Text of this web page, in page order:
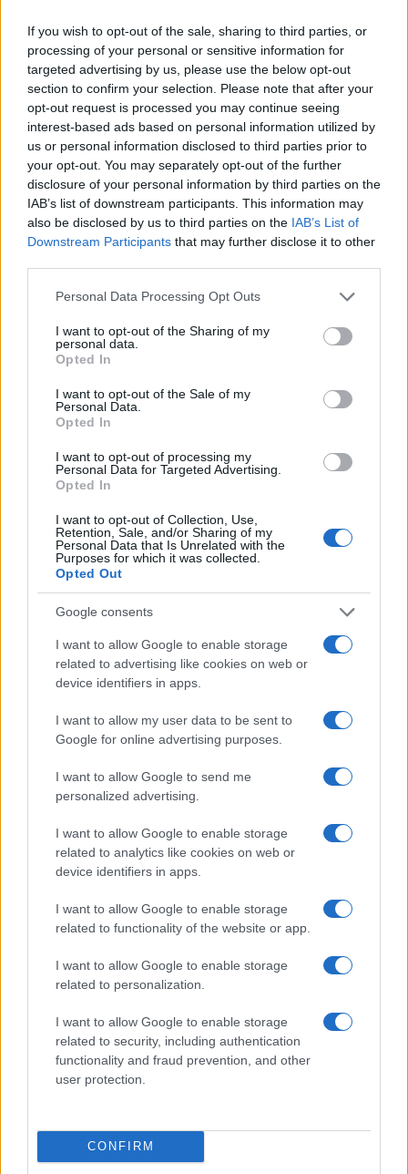
If you wish to opt-out of the sale, sharing to third parties, or
processing of your personal or sensitive information for
targeted advertising by us, please use the below opt-out
section to confirm your selection. Please note that after your
opt-out request is processed you may continue seeing
interest-based ads based on personal information utilized by
us or personal information disclosed to third parties prior to
your opt-out. You may separately opt-out of the further
disclosure of your personal information by third parties on the
IAB’s list of downstream participants. This information may
also be disclosed by us to third parties on the IAB’s List of
Downstream Participants that may further disclose it to other
Please note that this website/app uses one or more Google
not limited to your visit or usage behaviour. You may click to
grant or deny consent to Google and its third-party tags to
use your data for below specified purposes in below Google
consent section.
Personal Data Processing Opt Outs
I want to opt-out of the Sharing of my
personal data.
Opted In
I want to opt-out of the Sale of my
Personal Data.
Opted In
I want to opt-out of processing my
Personal Data for Targeted Advertising.
Opted In
I want to opt-out of Collection, Use,
Retention, Sale, and/or Sharing of my
Personal Data that Is Unrelated with the
Purposes for which it was collected.
Opted Out
Google consents
I want to allow Google to enable storage
related to advertising like cookies on web or
device identifiers in apps.
I want to allow my user data to be sent to
Google for online advertising purposes.
I want to allow Google to send me
personalized advertising.
I want to allow Google to enable storage
related to analytics like cookies on web or
device identifiers in apps.
I want to allow Google to enable storage
related to functionality of the website or app.
I want to allow Google to enable storage
related to personalization.
I want to allow Google to enable storage
related to security, including authentication
functionality and fraud prevention, and other
user protection.
CONFIRM
El Brent cae un 8.3% y arrastra a las materias primas
Lucía Herrera · 7 Ago 2026
NEWS
Lucía Herrera · 6 Ago 2026
Lucía Herrera · 5 Ago 2026
Nombre
Bitcoin
(BTC)
$64,579.00
Ethereum
BNB $591.17